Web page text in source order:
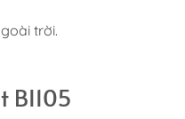
trời.
BI105